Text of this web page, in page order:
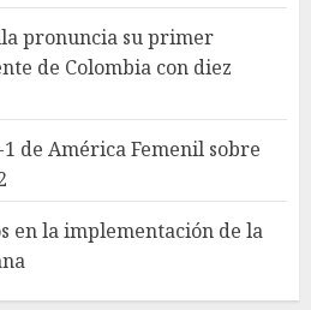
pronuncia su primer
de Colombia con diez
de América Femenil sobre
en la implementación de la
dudas y retos en la
AGOSTO 8, 2026
Sub-20 derrota a
y clasifica a la final del